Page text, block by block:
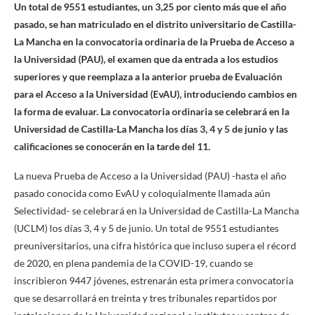
Un total de 9551 estudiantes, un 3,25 por ciento más que el año
pasado, se han matriculado en el distrito universitario de Castilla-
La Mancha en la convocatoria ordinaria de la Prueba de Acceso a
la Universidad (PAU), el examen que da entrada a los estudios
superiores y que reemplaza a la anterior prueba de Evaluación
para el Acceso a la Universidad (EvAU), introduciendo cambios en
la forma de evaluar. La convocatoria ordinaria se celebrará en la
Universidad de Castilla-La Mancha los días 3, 4 y 5 de junio y las
calificaciones se conocerán en la tarde del 11.
La nueva Prueba de Acceso a la Universidad (PAU) -hasta el año
pasado conocida como EvAU y coloquialmente llamada aún
Selectividad- se celebrará en la Universidad de Castilla-La Mancha
(UCLM) los días 3, 4 y 5 de junio. Un total de 9551 estudiantes
preuniversitarios, una cifra histórica que incluso supera el récord
de 2020, en plena pandemia de la COVID-19, cuando se
inscribieron 9447 jóvenes, estrenarán esta primera convocatoria
que se desarrollará en treinta y tres tribunales repartidos por